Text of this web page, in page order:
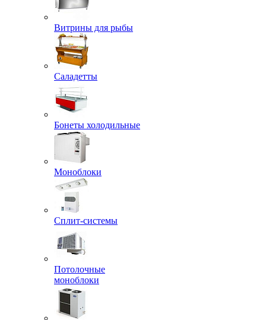
Витрины для рыбы
Саладетты
Бонеты холодильные
Моноблоки
Сплит-системы
Потолочные
моноблоки